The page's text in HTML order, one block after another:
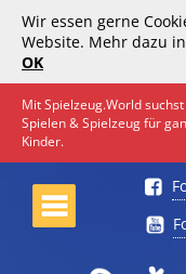
Wir essen gerne
Website. Mehr dazu
OK
Mit Spielzeug.World
Spielen & Spielzeug für
Kinder.